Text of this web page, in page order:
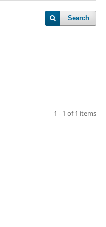
Search
1 - 1 of 1 items